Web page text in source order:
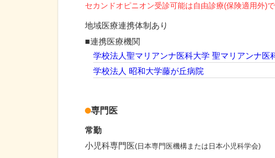
セカンドオピニオン受診可能は自由診療(保険適用外)
地域医療連携体制あり
連携医療機関
学校法人聖マリアンナ医科大学 聖マリアンナ医
学校法人 昭和大学藤が丘病院
専門医
常勤
小児科専門医(日本専門医機構または日本小児科学会)